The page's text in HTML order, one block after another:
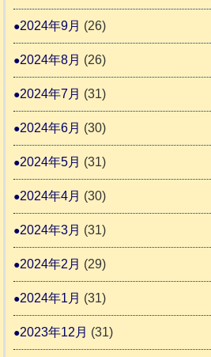
2024年9月 (26)
2024年8月 (26)
2024年7月 (31)
2024年6月 (30)
2024年5月 (31)
2024年4月 (30)
2024年3月 (31)
2024年2月 (29)
2024年1月 (31)
2023年12月 (31)